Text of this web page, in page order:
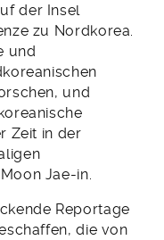
der Insel
zu Nordkorea.
und
und
Zeit in der
Jae-in.
Reportage
die von